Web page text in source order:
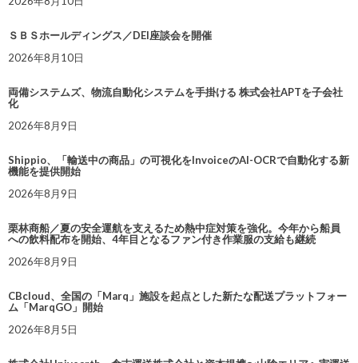
ＳＢＳホールディングス／DEI座談会を開催
2026年8月10日
両備システムズ、物流自動化システムを手掛ける 株式会社APTを子会社
化
2026年8月9日
Shippio、「輸送中の商品」の可視化をInvoiceのAI-OCRで自動化する新
機能を提供開始
2026年8月9日
栗林商船／夏の安全運航を支えるため熱中症対策を強化。今年から船員
への飲料配布を開始、4年目となるファン付き作業服の支給も継続
2026年8月9日
CBcloud、全国の「Marq」施設を起点とした新たな配送プラットフォー
ム「MarqGO」開始
2026年8月5日